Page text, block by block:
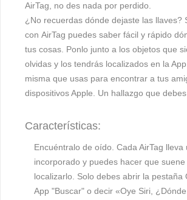
AirTag, no des nada por perdido.
¿No recuerdas dónde dejaste las llaves?
con AirTag puedes saber fácil y rápido
tus cosas. Ponlo junto a los objetos que
olvidas y los tendrás localizados en la
misma que usas para encontrar a tus
dispositivos Apple. Un hallazgo que
Características:
Encuéntralo de oído. Cada AirTag lleva
incorporado y puedes hacer que
localizarlo. Solo debes abrir la pestaña
App "Buscar" o decir «Oye Siri,